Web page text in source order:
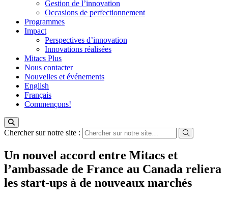
Gestion de l’innovation
Occasions de perfectionnement
Programmes
Impact
Perspectives d’innovation
Innovations réalisées
Mitacs Plus
Nous contacter
Nouvelles et événements
English
Français
Commençons!
Chercher sur notre site :
Un nouvel accord entre Mitacs et
l’ambassade de France au Canada reliera
les start-ups à de nouveaux marchés